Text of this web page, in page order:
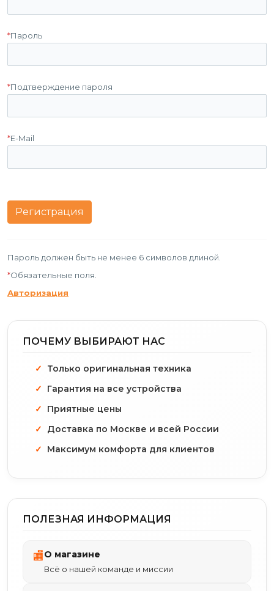
*Пароль
*Подтверждение пароля
*E-Mail
Пароль должен быть не менее 6 символов длиной.
*Обязательные поля.
Авторизация
ПОЧЕМУ ВЫБИРАЮТ НАС
Только оригинальная техника
Гарантия на все устройства
Приятные цены
Доставка по Москве и всей России
Максимум комфорта для клиентов
ПОЛЕЗНАЯ ИНФОРМАЦИЯ
🏬О магазине
Всё о нашей команде и миссии